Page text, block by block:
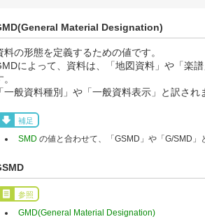
Material Designation)
料の形態を定義するための値です。
によって、資料は、「地図資料」や「楽
一般資料種別」や「一般資料表示」と訳され
補足
SMD の値と合わせて、「GSMD」や「G/SMD」
参照
GMD(General Material Designation)